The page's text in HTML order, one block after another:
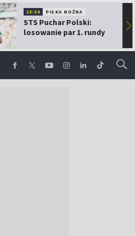
15:30 PIŁKA NOŻNA
STS Puchar Polski:
losowanie par 1. rundy
▶